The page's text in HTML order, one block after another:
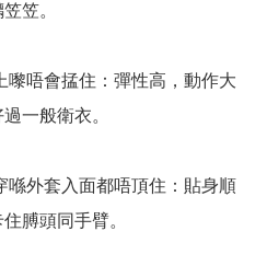
笠。
嚟唔會掹住：彈性高，動作大
一般衛衣。
喺外套入面都唔頂住：貼身順
膊頭同手臂。